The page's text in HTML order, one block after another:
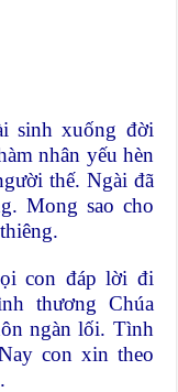
sinh xuống đời
nhân yếu hèn
thế. Ngài đã
Mong sao cho
con đáp lời đi
thương Chúa
ngàn lối. Tình
con xin theo